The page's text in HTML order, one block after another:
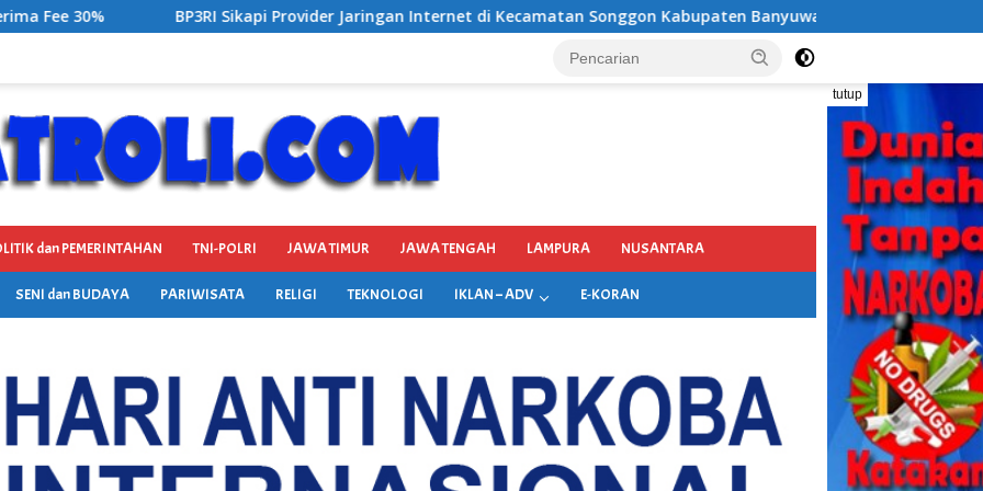
Provider Jaringan Internet di Kecamatan Songgon Kabupaten Banyuwangi
tutup
dan PEMERINTAHAN TNI-POLRI JAWA TIMUR JAWA TENGAH LAMPURA NUSANTARA
SENI dan BUDAYA PARIWISATA RELIGI TEKNOLOGI IKLAN – ADV E-KORAN